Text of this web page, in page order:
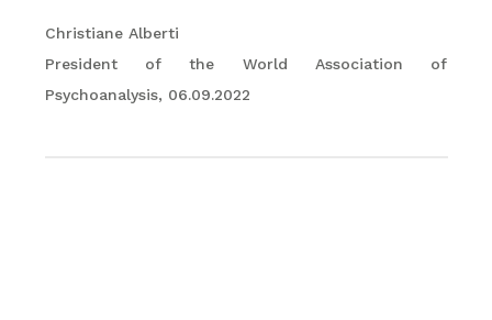
Christiane Alberti
President of the World Association of
Psychoanalysis, 06.09.2022